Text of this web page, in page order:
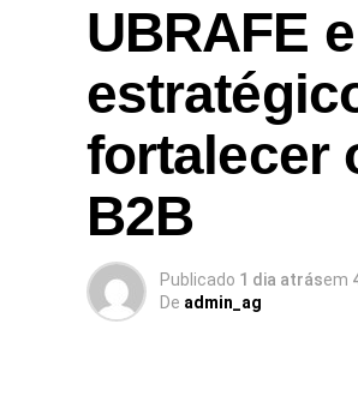
UBRAFE
fortalecer
B2B
Publicado 1 dia atrásem
De admin_ag